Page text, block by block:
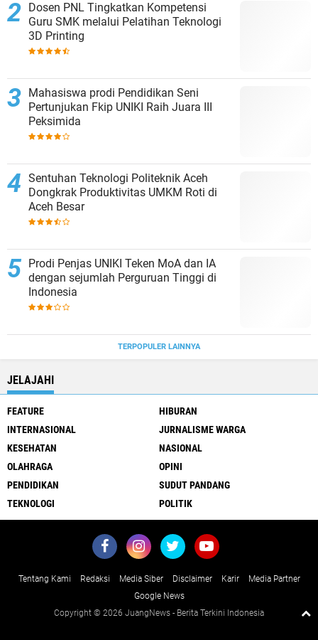
Dosen PNL Tingkatkan Kompetensi
Guru SMK melalui Pelatihan Teknologi
3D Printing
Mahasiswa prodi Pendidikan Seni
Pertunjukan Fkip UNIKI Raih Juara III
Peksimida
Sentuhan Teknologi Politeknik Aceh
Dongkrak Produktivitas UMKM Roti di
Aceh Besar
Prodi Penjas UNIKI Teken MoA dan IA
dengan sejumlah Perguruan Tinggi di
Indonesia
TERPOPULER LAINNYA
JELAJAHI
FEATURE
HIBURAN
INTERNASIONAL
JURNALISME WARGA
KESEHATAN
NASIONAL
OLAHRAGA
OPINI
PENDIDIKAN
SUDUT PANDANG
TEKNOLOGI
POLITIK
Tentang Kami Redaksi Media Siber Disclaimer Karir
Media Partner
Google News
Copyright © 2026 JuangNews - Berita Terkini Indonesia